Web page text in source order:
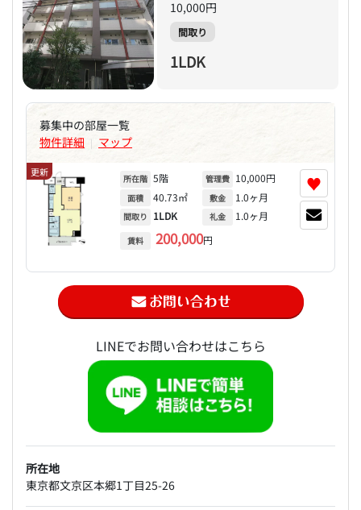
10,000円
間取り
1LDK
募集中の部屋一覧
物件詳細 | マップ
更新
所在階 5階
面積 40.73㎡
間取り 1LDK
賃料 200,000円
管理費 10,000円
敷金 1.0ヶ月
礼金 1.0ヶ月
♥
LINEでお問い合わせはこちら
所在地
東京都文京区本郷1丁目25-26